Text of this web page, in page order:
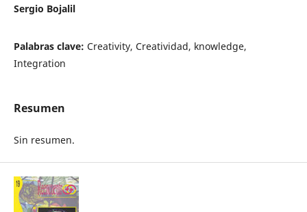
Sergio Bojalil
Palabras clave: Creativity, Creatividad, knowledge,
Integration
Resumen
Sin resumen.